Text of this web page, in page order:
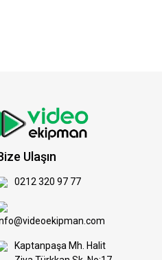
Ulaşın
0212 320 97 77
Kaptanpaşa Mh. Halit